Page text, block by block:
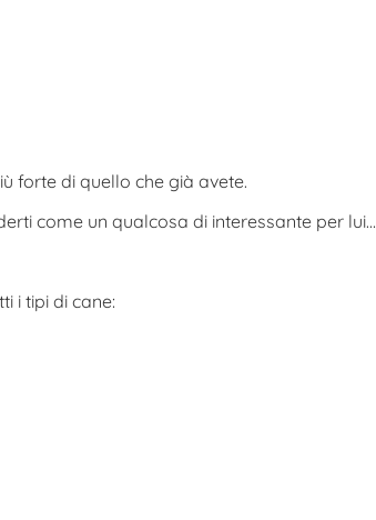
forte di quello che già avete.
come un qualcosa di interessante per lui…
i tipi di cane: